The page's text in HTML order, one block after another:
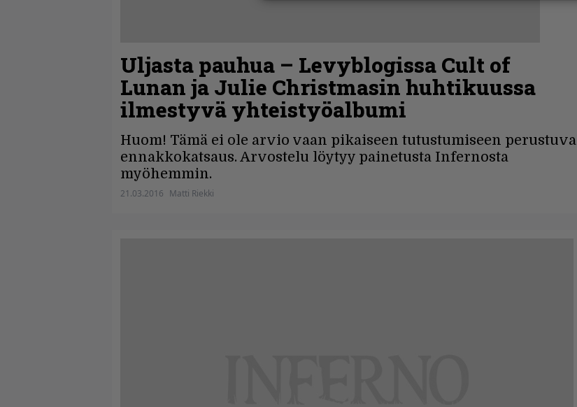
Uljasta pauhua – Levyblogissa Cult of
Lunan ja Julie Christmasin huhtikuussa
ilmestyvä yhteistyöalbumi
Huom! Tämä ei ole arvio vaan pikaiseen tutustumiseen perustuva
ennakkokatsaus. Arvostelu löytyy painetusta Infernosta
myöhemmin.
21.03.2016 Matti Riekki